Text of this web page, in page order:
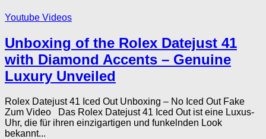
Youtube Videos
Unboxing of the Rolex Datejust 41
with Diamond Accents – Genuine
Luxury Unveiled
Rolex Datejust 41 Iced Out Unboxing – No Iced Out Fake
Zum Video Das Rolex Datejust 41 Iced Out ist eine Luxus-
Uhr, die für ihren einzigartigen und funkelnden Look
bekannt...